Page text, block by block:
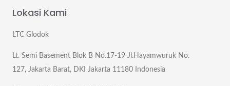
Lokasi Kami
LTC Glodok
Lt. Semi Basement Blok B No.17-19 Jl.Hayamwuruk No.
127, Jakarta Barat, DKI Jakarta 11180 Indonesia